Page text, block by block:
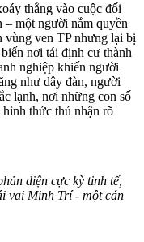
thẳng vào cuộc đối
– một người nắm quyền
vùng ven TP nhưng lại bị
nơi tái định cư thành
nghiệp khiến người
như dây đàn, người
lạnh, nơi những con số
thức thú nhận rõ
diện cực kỳ tinh tế,
vai Minh Trí - một cán